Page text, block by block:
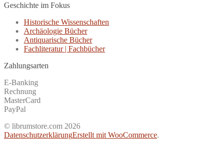
Geschichte im Fokus
Historische Wissenschaften
Archäologie Bücher
Antiquarische Bücher
Fachliteratur | Fachbücher
Zahlungsarten
E-Banking
Rechnung
MasterCard
PayPal
© librumstore.com 2026
DatenschutzerklärungErstellt mit WooCommerce.